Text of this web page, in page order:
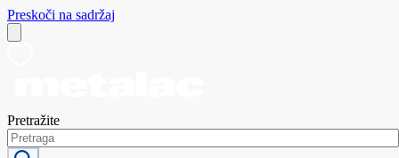
Preskoči na sadržaj
Pretražite